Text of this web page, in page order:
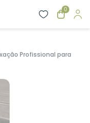
0
Profissional para